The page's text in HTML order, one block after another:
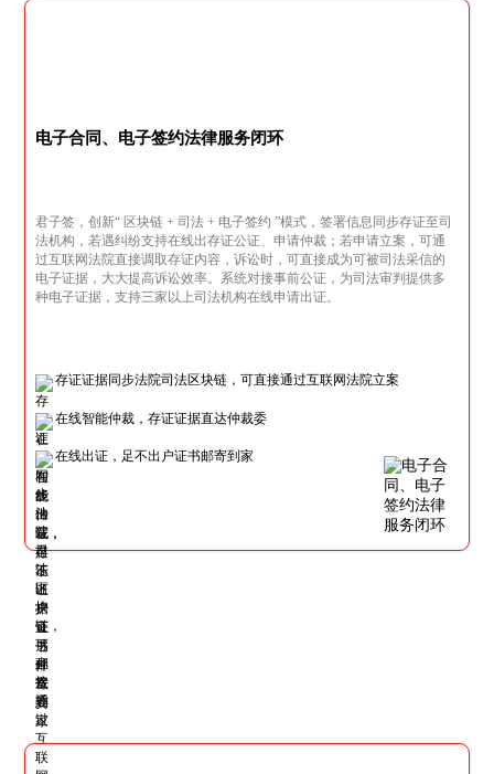
电子合同、电子签约法律服务闭环
君子签，创新“ 区块链 + 司法 + 电子签约 ”模式，签署信息同步存证至司
法机构，若遇纠纷支持在线出存证公证、申请仲裁；若申请立案，可通
过互联网法院直接调取存证内容，诉讼时，可直接成为可被司法采信的
电子证据，大大提高诉讼效率。系统对接事前公证，为司法审判提供多
种电子证据，支持三家以上司法机构在线申请出证。
存证证据同步法院司法区块链，可直接通过互联网法院立案
在线智能仲裁，存证证据直达仲裁委
在线出证，足不出户证书邮寄到家